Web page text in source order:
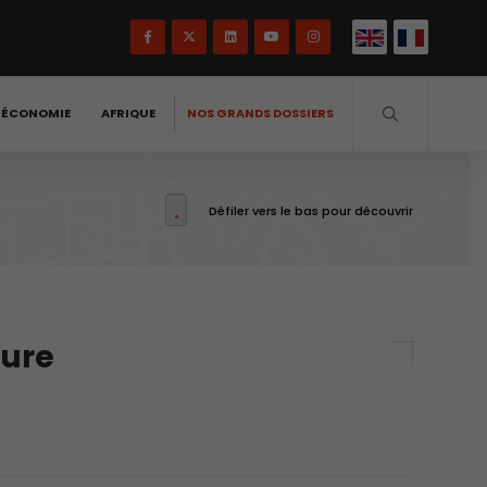
AFRIQUE NOS GRANDS DOSSIERS
Défiler vers le bas pour découvrir